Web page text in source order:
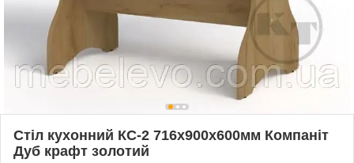
Стіл кухонний КС-2 716х900х600мм Компаніт
Дуб крафт золотий